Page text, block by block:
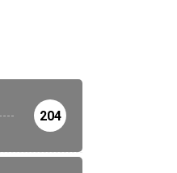
204